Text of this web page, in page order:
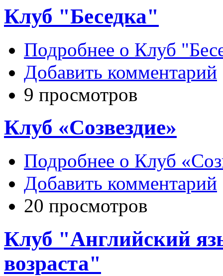
Клуб "Беседка"
Подробнее о Клуб
Добавить комментарий
9 просмотров
Клуб «Созвездие»
Подробнее о Клуб
Добавить комментарий
20 просмотров
Клуб "Английский
возраста"